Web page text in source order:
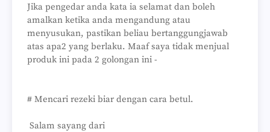
Jika pengedar anda kata ia selamat dan boleh
amalkan ketika anda mengandung atau
menyusukan, pastikan beliau bertanggungjawab
atas apa2 yang berlaku. Maaf saya tidak menjual
produk ini pada 2 golongan ini -
# Mencari rezeki biar dengan cara betul.
Salam sayang dari